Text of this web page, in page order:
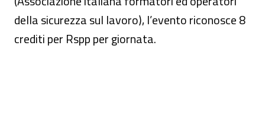
della sicurezza sul lavoro), l’evento riconosce 8
crediti per Rspp per giornata.